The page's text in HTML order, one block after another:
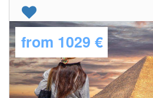
from 1029 €